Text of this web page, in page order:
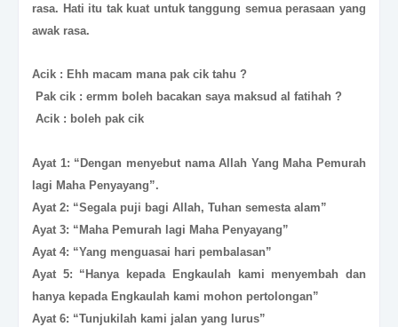
rasa. Hati itu tak kuat untuk tanggung semua perasaan yang
awak rasa.
Acik : Ehh macam mana pak cik tahu ?
Pak cik : ermm boleh bacakan saya maksud al fatihah ?
Acik : boleh pak cik
Ayat 1: “Dengan menyebut nama Allah Yang Maha Pemurah
lagi Maha Penyayang”.
Ayat 2: “Segala puji bagi Allah, Tuhan semesta alam”
Ayat 3: “Maha Pemurah lagi Maha Penyayang”
Ayat 4: “Yang menguasai hari pembalasan”
Ayat 5: “Hanya kepada Engkaulah kami menyembah dan
hanya kepada Engkaulah kami mohon pertolongan”
Ayat 6: “Tunjukilah kami jalan yang lurus”